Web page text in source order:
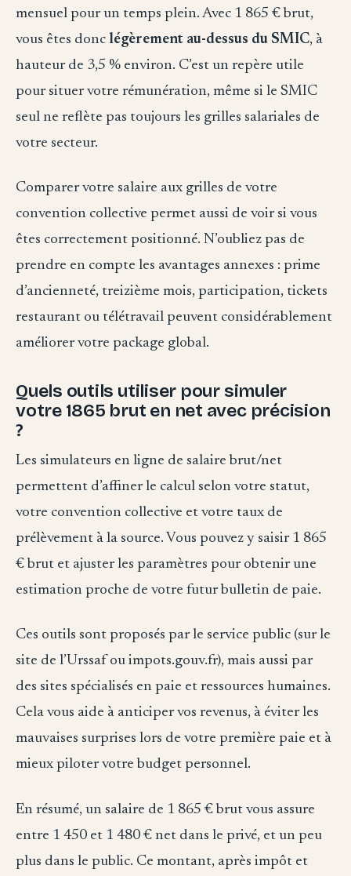
mensuel pour un temps plein. Avec 1 865 € brut,
vous êtes donc légèrement au-dessus du SMIC, à
hauteur de 3,5 % environ. C’est un repère utile
pour situer votre rémunération, même si le SMIC
seul ne reflète pas toujours les grilles salariales de
votre secteur.
Comparer votre salaire aux grilles de votre
convention collective permet aussi de voir si vous
êtes correctement positionné. N’oubliez pas de
prendre en compte les avantages annexes : prime
d’ancienneté, treizième mois, participation, tickets
restaurant ou télétravail peuvent considérablement
améliorer votre package global.
Quels outils utiliser pour simuler
votre 1865 brut en net avec précision
?
Les simulateurs en ligne de salaire brut/net
permettent d’affiner le calcul selon votre statut,
votre convention collective et votre taux de
prélèvement à la source. Vous pouvez y saisir 1 865
€ brut et ajuster les paramètres pour obtenir une
estimation proche de votre futur bulletin de paie.
Ces outils sont proposés par le service public (sur le
site de l’Urssaf ou impots.gouv.fr), mais aussi par
des sites spécialisés en paie et ressources humaines.
Cela vous aide à anticiper vos revenus, à éviter les
mauvaises surprises lors de votre première paie et à
mieux piloter votre budget personnel.
En résumé, un salaire de 1 865 € brut vous assure
entre 1 450 et 1 480 € net dans le privé, et un peu
plus dans le public. Ce montant, après impôt et